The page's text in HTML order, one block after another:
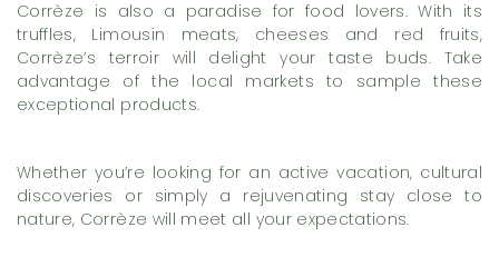
Corrèze is also a paradise for food lovers. With its
truffles, Limousin meats, cheeses and red fruits,
Corrèze’s terroir will delight your taste buds. Take
advantage of the local markets to sample these
exceptional products.
Whether you’re looking for an active vacation, cultural
discoveries or simply a rejuvenating stay close to
nature, Corrèze will meet all your expectations.